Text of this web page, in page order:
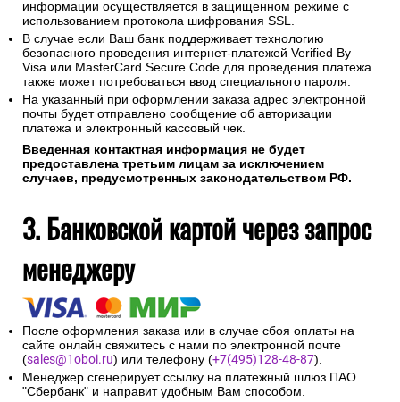
информации осуществляется в защищенном режиме с
использованием протокола шифрования SSL.
В случае если Ваш банк поддерживает технологию
безопасного проведения интернет-платежей Verified By
Visa или MasterCard Secure Code для проведения платежа
также может потребоваться ввод специального пароля.
На указанный при оформлении заказа адрес электронной
почты будет отправлено сообщение об авторизации
платежа и электронный кассовый чек.
Введенная контактная информация не будет
предоставлена третьим лицам за исключением
случаев, предусмотренных законодательством РФ.
3. Банковской картой через запрос
менеджеру
После оформления заказа или в случае сбоя оплаты на
сайте онлайн свяжитесь с нами по электронной почте
(sales@1oboi.ru) или телефону (+7(495)128-48-87).
Менеджер сгенерирует ссылку на платежный шлюз ПАО
"Сбербанк" и направит удобным Вам способом.